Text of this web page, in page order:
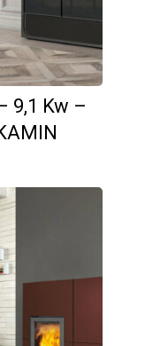
9,1 Kw –